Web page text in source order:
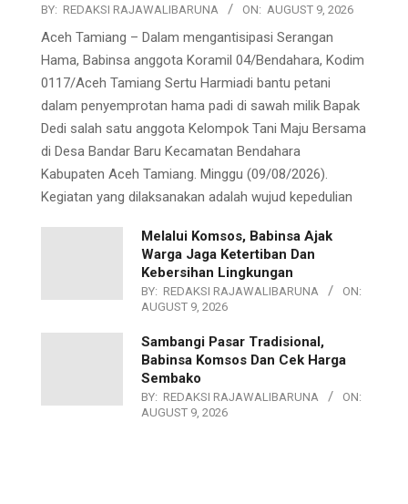
BY: REDAKSI RAJAWALIBARUNA ON: AUGUST 9, 2026
Aceh Tamiang – Dalam mengantisipasi Serangan
Hama, Babinsa anggota Koramil 04/Bendahara, Kodim
0117/Aceh Tamiang Sertu Harmiadi bantu petani
dalam penyemprotan hama padi di sawah milik Bapak
Dedi salah satu anggota Kelompok Tani Maju Bersama
di Desa Bandar Baru Kecamatan Bendahara
Kabupaten Aceh Tamiang. Minggu (09/08/2026).
Kegiatan yang dilaksanakan adalah wujud kepedulian
Melalui Komsos, Babinsa Ajak
Warga Jaga Ketertiban Dan
Kebersihan Lingkungan
BY: REDAKSI RAJAWALIBARUNA
ON:
AUGUST 9, 2026
Sambangi Pasar Tradisional,
Babinsa Komsos Dan Cek Harga
Sembako
BY: REDAKSI RAJAWALIBARUNA
ON:
AUGUST 9, 2026